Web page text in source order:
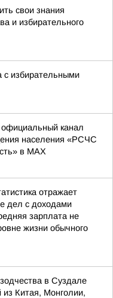
свои знания
и избирательного
с избирательными
канал
населения «РСЧС
в МАХ
отражает
дел с доходами
зарплата не
жизни обычного
в Суздале
из Китая, Монголии,